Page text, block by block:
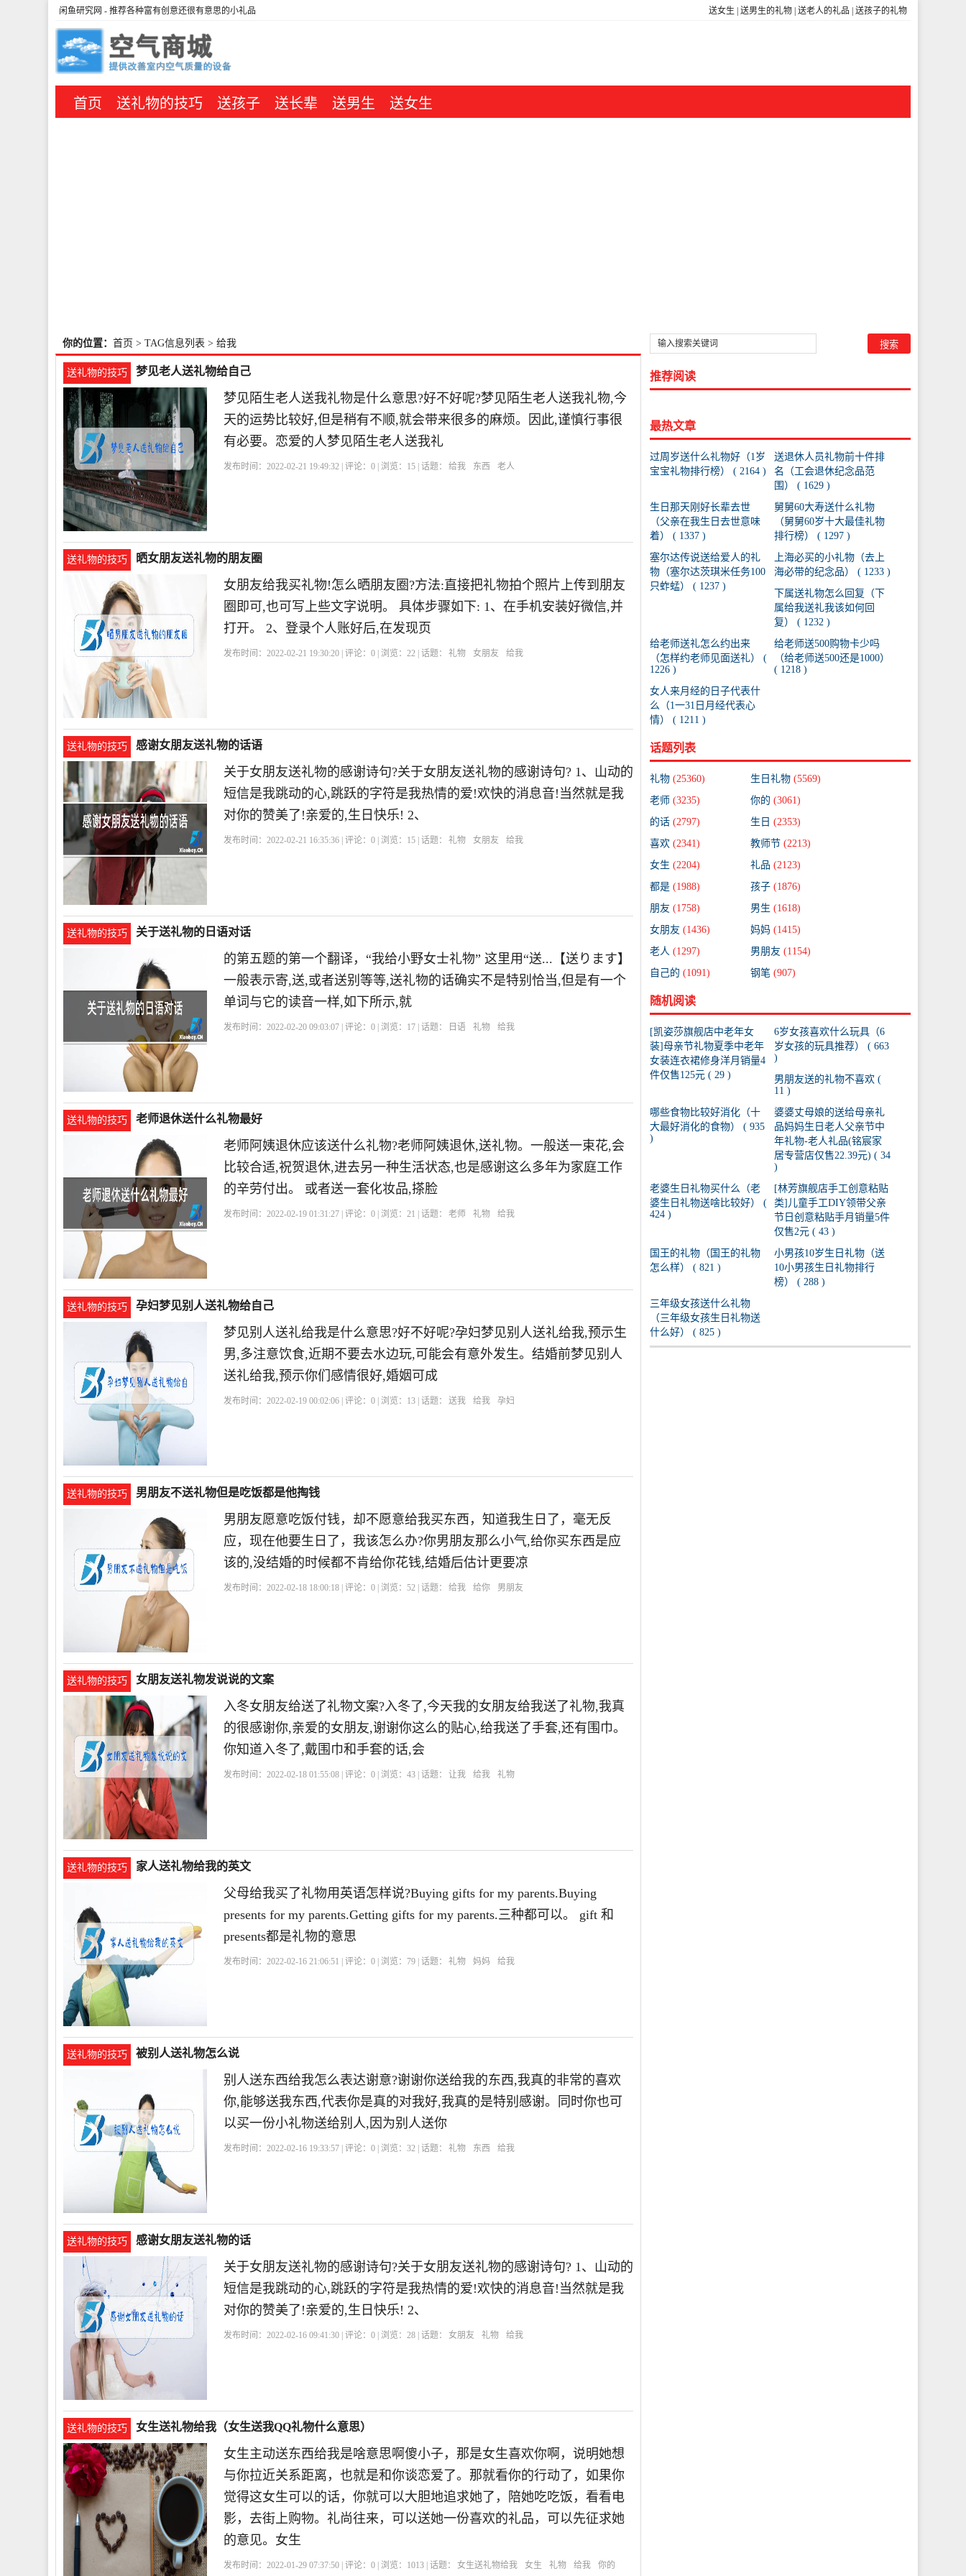
送女生 送男生的礼物 送老人的礼品 送孩子的礼物
闲鱼研究网 - 推荐各种富有创意还很有意思的小礼品
首页 送礼物的技巧 送孩子 送长辈 送男生 送女生
你的位置： 首页 > TAG信息列表 > 给我
送礼物的技巧 梦见老人送礼物给自己
梦见陌生老人送我礼物是什么意思?好不好呢?梦见陌生老人送我礼物,今
天的运势比较好,但是稍有不顺,就会带来很多的麻烦。因此,谨慎行事很
有必要。恋爱的人梦见陌生老人送我礼
发布时间：2022-02-21 19:49:32 | 评论：0 | 浏览： 15 | 话题： 给我 东西 老人
送礼物的技巧 晒女朋友送礼物的朋友圈
女朋友给我买礼物!怎么晒朋友圈?方法:直接把礼物拍个照片上传到朋友
圈即可,也可写上些文字说明。 具体步骤如下: 1、在手机安装好微信,并
打开。 2、登录个人账好后,在发现页
发布时间：2022-02-21 19:30:20 | 评论：0 | 浏览：22 | 话题： 礼物 女朋友 给我
送礼物的技巧 感谢女朋友送礼物的话语
关于女朋友送礼物的感谢诗句?关于女朋友送礼物的感谢诗句? 1、山动的
短信是我跳动的心,跳跃的字符是我热情的爱!欢快的消息音!当然就是我
对你的赞美了!亲爱的,生日快乐! 2、
发布时间：2022-02-21 16:35:36 | 评论：0 | 浏览： 15 | 话题： 礼物 女朋友 给我
送礼物的技巧 关于送礼物的日语对话
的第五题的第一个翻译，“我给小野女士礼物” 这里用“送...【送ります】
一般表示寄,送,或者送别等等,送礼物的话确实不是特别恰当,但是有一个
单词与它的读音一样,如下所示,就
发布时间：2022-02-20 09:03:07 | 评论：0 | 浏览： 17 | 话题： 日语 礼物 给我
送礼物的技巧 老师退休送什么礼物最好
老师阿姨退休应该送什么礼物?老师阿姨退休,送礼物。一般送一束花,会
比较合适,祝贺退休,进去另一种生活状态,也是感谢这么多年为家庭工作
的辛劳付出。 或者送一套化妆品,搽脸
发布时间：2022-02-19 01:31:27 | 评论：0 | 浏览：21 | 话题： 老师 礼物 给我
送礼物的技巧 孕妇梦见别人送礼物给自己
梦见别人送礼给我是什么意思?好不好呢?孕妇梦见别人送礼给我,预示生
男,多注意饮食,近期不要去水边玩,可能会有意外发生。结婚前梦见别人
送礼给我,预示你们感情很好,婚姻可成
发布时间：2022-02-19 00:02:06 | 评论：0 | 浏览： 13 | 话题： 送我 给我 孕妇
送礼物的技巧 男朋友不送礼物但是吃饭都是他掏钱
男朋友愿意吃饭付钱，却不愿意给我买东西，知道我生日了，毫无反
应，现在他要生日了，我该怎么办?你男朋友那么小气,给你买东西是应
该的,没结婚的时候都不肯给你花钱,结婚后估计更要凉
发布时间：2022-02-18 18:00:18 | 评论：0 | 浏览：52 | 话题： 给我 给你 男朋友
送礼物的技巧 女朋友送礼物发说说的文案
入冬女朋友给送了礼物文案?入冬了,今天我的女朋友给我送了礼物,我真
的很感谢你,亲爱的女朋友,谢谢你这么的贴心,给我送了手套,还有围巾。
你知道入冬了,戴围巾和手套的话,会
发布时间：2022-02-18 01:55:08 | 评论：0 | 浏览：43 | 话题： 让我 给我 礼物
送礼物的技巧 家人送礼物给我的英文
父母给我买了礼物用英语怎样说?Buying gifts for my parents.Buying
presents for my parents.Getting gifts for my parents.三种都可以。 gift 和
presents都是礼物的意思
发布时间：2022-02-16 21:06:51 | 评论：0 | 浏览： 79 | 话题： 礼物 妈妈 给我
送礼物的技巧 被别人送礼物怎么说
别人送东西给我怎么表达谢意?谢谢你送给我的东西,我真的非常的喜欢
你,能够送我东西,代表你是真的对我好,我真的是特别感谢。同时你也可
以买一份小礼物送给别人,因为别人送你
发布时间：2022-02-16 19:33:57 | 评论：0 | 浏览：32 | 话题： 礼物 东西 给我
送礼物的技巧 感谢女朋友送礼物的话
关于女朋友送礼物的感谢诗句?关于女朋友送礼物的感谢诗句? 1、山动的
短信是我跳动的心,跳跃的字符是我热情的爱!欢快的消息音!当然就是我
对你的赞美了!亲爱的,生日快乐! 2、
发布时间：2022-02-16 09:41:30 | 评论：0 | 浏览：28 | 话题： 女朋友 礼物 给我
送礼物的技巧 女生送礼物给我（女生送我QQ礼物什么意思）
女生主动送东西给我是啥意思啊傻小子，那是女生喜欢你啊，说明她想
与你拉近关系距离，也就是和你谈恋爱了。那就看你的行动了，如果你
觉得这女生可以的话，你就可以大胆地追求她了，陪她吃吃饭，看看电
影，去街上购物。礼尚往来，可以送她一份喜欢的礼品，可以先征求她
的意见。女生
发布时间：2022-01-29 07:37:50 | 评论：0 | 浏览： 1013 | 话题： 女生送礼物给我 女生 礼物 给我 你的
推荐阅读
最热文章
过周岁送什么礼物好（1岁
宝宝礼物排行榜） ( 2164 )
送退休人员礼物前十件排
名（工会退休纪念品范
围） ( 1629 )
生日那天刚好长辈去世
（父亲在我生日去世意味
着） ( 1337 )
舅舅60大寿送什么礼物
（舅舅60岁十大最佳礼物
排行榜） ( 1297 )
塞尔达传说送给爱人的礼
物（塞尔达茨琪米任务100
只蚱蜢） ( 1237 )
上海必买的小礼物（去上
海必带的纪念品） ( 1233 )
下属送礼物怎么回复（下
属给我送礼我该如何回
复） ( 1232 )
给老师送礼怎么约出来
（怎样约老师见面送礼） (
1226 )
给老师送500购物卡少吗
（给老师送500还是1000）
( 1218 )
女人来月经的日子代表什
么（1一31日月经代表心
情） ( 1211 )
话题列表
礼物 (25360) 生日礼物 (5569)
老师 (3235) 你的 (3061)
的话 (2797) 生日 (2353)
喜欢 (2341) 教师节 (2213)
女生 (2204) 礼品 (2123)
都是 (1988) 孩子 (1876)
朋友 (1758) 男生 (1618)
女朋友 (1436) 妈妈 (1415)
老人 (1297) 男朋友 (1154)
自己的 (1091) 钢笔 (907)
随机阅读
[凯姿莎旗舰店中老年女
装]母亲节礼物夏季中老年
女装连衣裙修身洋月销量4
件仅售125元 ( 29 )
6岁女孩喜欢什么玩具（6
岁女孩的玩具推荐） ( 663
)
男朋友送的礼物不喜欢 (
11 )
哪些食物比较好消化（十
大最好消化的食物） ( 935
)
婆婆丈母娘的送给母亲礼
品妈妈生日老人父亲节中
年礼物-老人礼品(铭宸家
居专营店仅售22.39元) ( 34
)
老婆生日礼物买什么（老
婆生日礼物送啥比较好） (
424 )
[林芳旗舰店手工创意粘贴
类]儿童手工DIY领带父亲
节日创意粘贴手月销量5件
仅售2元 ( 43 )
国王的礼物（国王的礼物
怎么样） ( 821 )
小男孩10岁生日礼物（送
10小男孩生日礼物排行
榜） ( 288 )
三年级女孩送什么礼物
（三年级女孩生日礼物送
什么好） ( 825 )